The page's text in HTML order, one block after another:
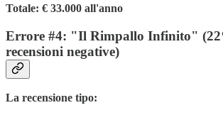
Totale: € 33.000 all'anno
Errore #4: "Il Rimpallo Infinito"
recensioni negative)
La recensione tipo: